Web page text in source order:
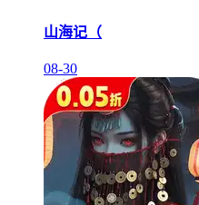
山海记（
08-30